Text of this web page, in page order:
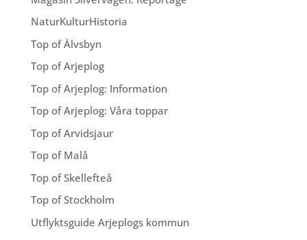
NaturKulturHistoria
Top of Älvsbyn
Top of Arjeplog
Top of Arjeplog: Information
Top of Arjeplog: Våra toppar
Top of Arvidsjaur
Top of Malå
Top of Skellefteå
Top of Stockholm
Utflyktsguide Arjeplogs kommun